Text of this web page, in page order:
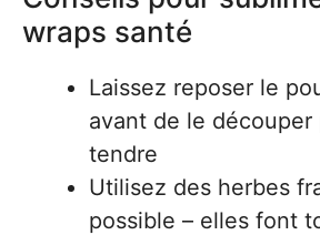
wraps santé
Laissez reposer le
avant de le découper
tendre
Utilisez des herbes
possible – elles font